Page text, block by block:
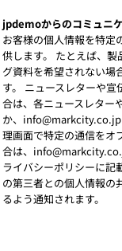
jpdemoからのコミュニ
お客様の個人情報を特定
供します。 たとえば、
グ資料を希望されない場
す。 ニュースレターや
合は、各ニュースレター
か、info@markcity.co.jp
理画面で特定の通信をオ
合は、
ライバシーポリシーに記
の第三者との個人情報の
るよう通知されます。